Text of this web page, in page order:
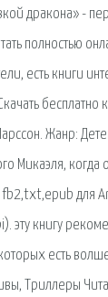
дракона» -
полностью
есть книги
Жанр:
Микаэля,
fb2,txt,epub
эту книгу
есть
Триллеры